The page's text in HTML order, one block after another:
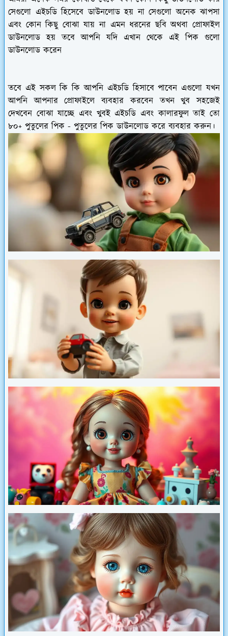
সেগুলো এইচডি হিসেবে ডাউনলোড হয় না সেগুলো অনেক ঝাপসা
এবং কোন কিছু বোঝা যায় না এমন ধরনের ছবি অথবা প্রোফাইল
ডাউনলোড হয় তবে আপনি যদি এখান থেকে এই পিক গুলো
ডাউনলোড করেন
তবে এই সকল কি কি আপনি এইচডি হিসাবে পাবেন এগুলো যখন
আপনি আপনার প্রোফাইলে ব্যবহার করবেন তখন খুব সহজেই
দেখবেন বোঝা যাচ্ছে এবং খুবই এইচডি এবং কালারফুল তাই তো
৮০+ পুতুলের পিক - পুতুলের পিক ডাউনলোড করে ব্যবহার করুন।